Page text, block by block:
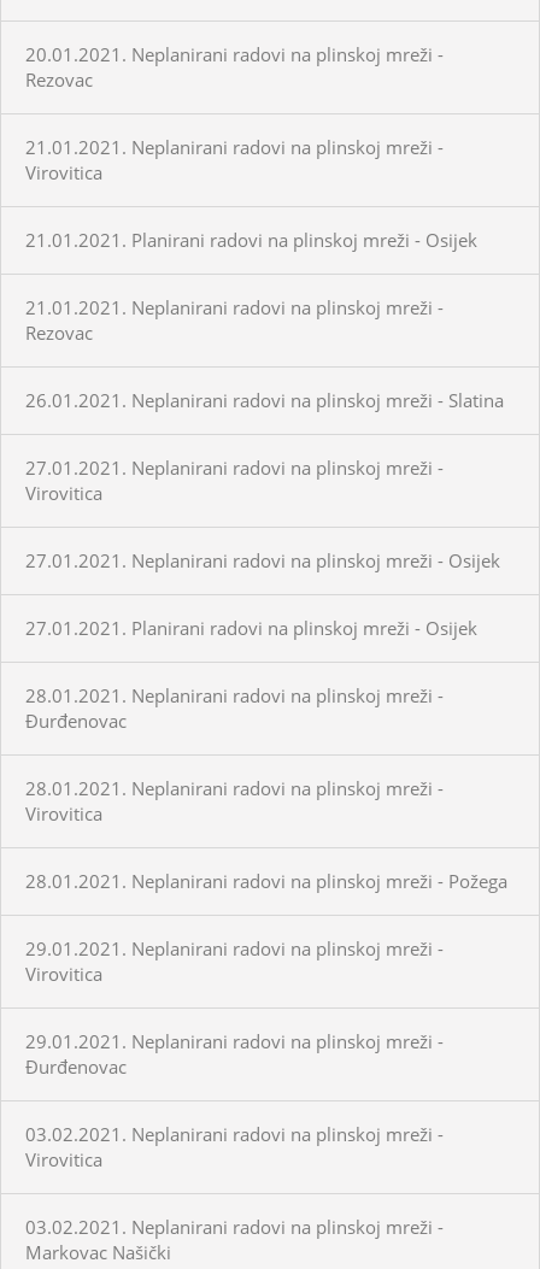
20.01.2021. Neplanirani radovi na plinskoj mreži -
Rezovac
21.01.2021. Neplanirani radovi na plinskoj mreži -
Virovitica
21.01.2021. Planirani radovi na plinskoj mreži - Osijek
21.01.2021. Neplanirani radovi na plinskoj mreži -
Rezovac
26.01.2021. Neplanirani radovi na plinskoj mreži - Slatina
27.01.2021. Neplanirani radovi na plinskoj mreži -
Virovitica
27.01.2021. Neplanirani radovi na plinskoj mreži - Osijek
27.01.2021. Planirani radovi na plinskoj mreži - Osijek
28.01.2021. Neplanirani radovi na plinskoj mreži -
Đurđenovac
28.01.2021. Neplanirani radovi na plinskoj mreži -
Virovitica
28.01.2021. Neplanirani radovi na plinskoj mreži - Požega
29.01.2021. Neplanirani radovi na plinskoj mreži -
Virovitica
29.01.2021. Neplanirani radovi na plinskoj mreži -
Đurđenovac
03.02.2021. Neplanirani radovi na plinskoj mreži -
Virovitica
03.02.2021. Neplanirani radovi na plinskoj mreži -
Markovac Našički